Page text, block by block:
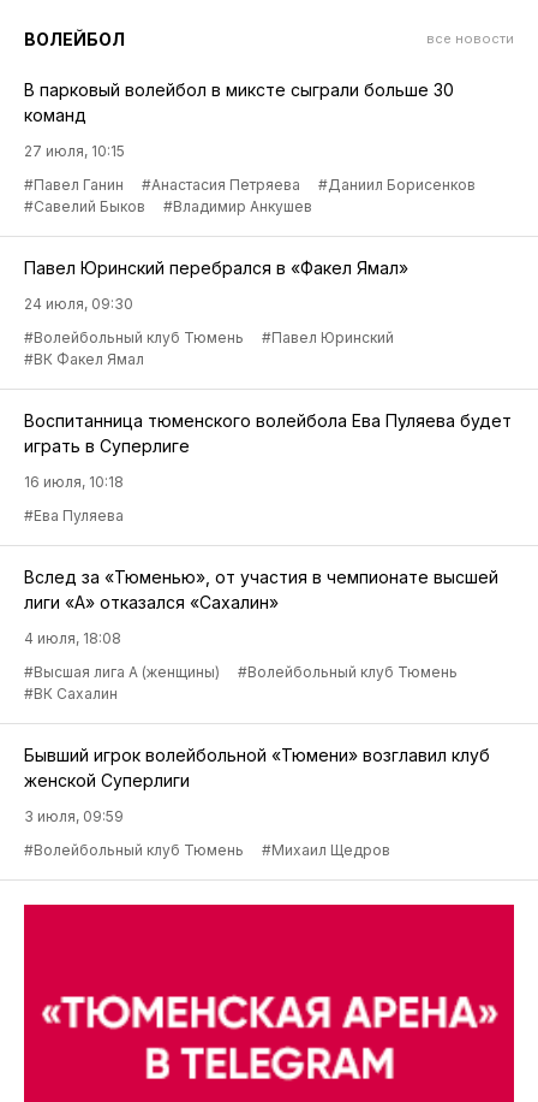
ВОЛЕЙБОЛ все новости
В парковый волейбол в миксте сыграли больше 30
команд
27 июля, 10:15
#Павел Ганин
#Анастасия Петряева
#Даниил Борисенков
#Савелий Быков
#Владимир Анкушев
Павел Юринский перебрался в «Факел Ямал»
24 июля, 09:30
#Волейбольный клуб Тюмень
#Павел Юринский
#ВК Факел Ямал
Воспитанница тюменского волейбола Ева Пуляева будет
играть в Суперлиге
16 июля, 10:18
#Ева Пуляева
Вслед за «Тюменью», от участия в чемпионате высшей
лиги «А» отказался «Сахалин»
4 июля, 18:08
#Высшая лига А (женщины)
#Волейбольный клуб Тюмень
#ВК Сахалин
Бывший игрок волейбольной «Тюмени» возглавил клуб
женской Суперлиги
3 июля, 09:59
#Волейбольный клуб Тюмень
#Михаил Щедров